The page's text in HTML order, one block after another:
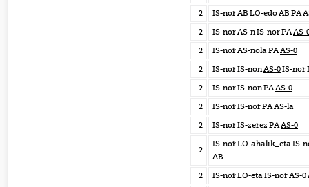
2
IS-nor AB LO-edo AB PA
2
IS-nor AS-n IS-nor PAAS-
2
IS-nor AS-nola PAAS-0
2
IS-nor IS-nonAS-0IS-nor
2
IS-nor IS-non PAAS-0
2
IS-nor IS-nor PAAS-la
2
IS-nor IS-zerez PAAS-0
2
IS-nor LO-ahalik_eta IS-
AB
2
IS-nor LO-eta IS-nor AS-0